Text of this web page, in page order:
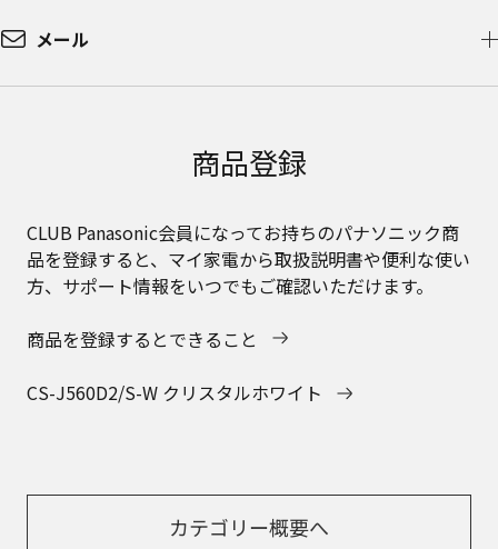
メール
商品登録
CLUB Panasonic会員になってお持ちのパナソニック商
品を登録すると、マイ家電から取扱説明書や便利な使い
方、サポート情報をいつでもご確認いただけます。
商品を登録するとできること
CS-J560D2/S-W クリスタルホワイト
カテゴリー概要へ